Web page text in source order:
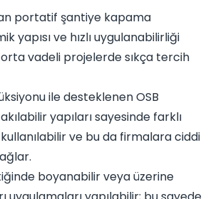
portatif şantiye kapama
yapısı ve hızlı uygulanabilirliği
orta vadeli projelerde sıkça tercih
ile desteklenen OSB
yapıları sayesinde farklı
ve bu da firmalara ciddi
boyanabilir veya üzerine